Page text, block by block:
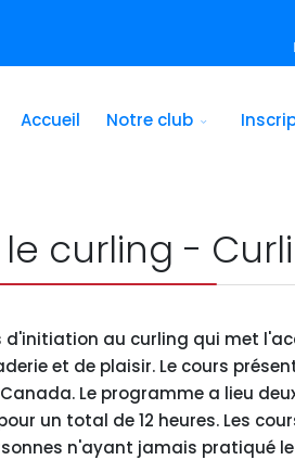
Accueil Notre club
curling -
d'initiation au curling qui met
et de plaisir. Le cours
Le programme a lieu
un total de 12 heures. Les
n'ayant jamais pratiqué